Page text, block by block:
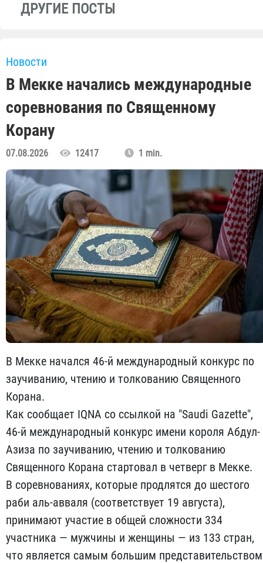
ДРУГИЕ ПОСТЫ
Новости
В Мекке начались международные
соревнования по Священному
Корану
07.08.2026 12417 1 min.
В Мекке начался 46-й международный конкурс по
заучиванию, чтению и толкованию Священного
Корана.
Как сообщает IQNA со ссылкой на "Saudi Gazette",
46-й международный конкурс имени короля Абдул-
Азиза по заучиванию, чтению и толкованию
Священного Корана стартовал в четверг в Мекке.
В соревнованиях, которые продлятся до шестого
раби аль-авваля (соответствует 19 августа),
принимают участие в общей сложности 334
участника — мужчины и женщины — из 133 стран,
что является самым большим представительством